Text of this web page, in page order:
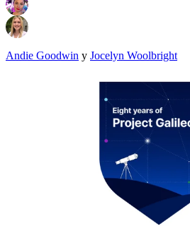
Andie Goodwin y Jocelyn Woolbright